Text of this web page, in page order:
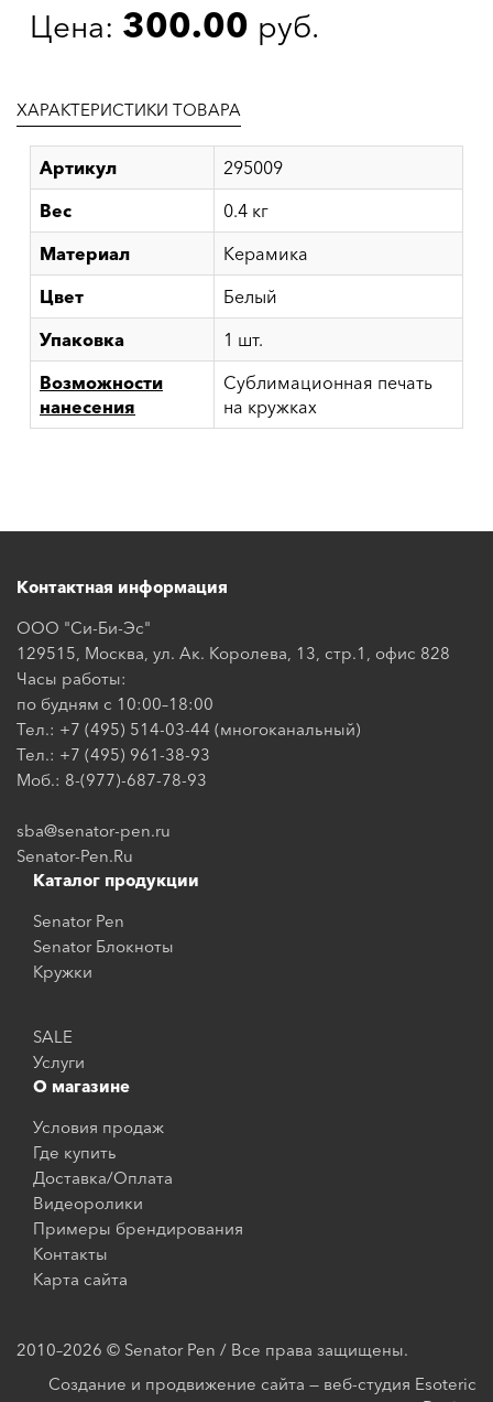
Цена: 300.00 руб.
ХАРАКТЕРИСТИКИ ТОВАРА
Артикул
295009
Вес
0.4 кг
Материал
Керамика
Цвет
Белый
Упаковка
1 шт.
Возможности
нанесения
Сублимационная печать
на кружках
Контактная информация
ООО "Си-Би-Эс"
129515, Москва, ул. Ак. Королева, 13, стр.1, офис 828
Часы работы:
по будням с 10:00–18:00
Тел.: +7 (495) 514-03-44 (многоканальный)
Тел.: +7 (495) 961-38-93
Моб.: 8-(977)-687-78-93
sba@senator-pen.ru
Senator-Pen.Ru
Каталог продукции
Senator Pen
Senator Блокноты
Кружки
SALE
Услуги
О магазине
Условия продаж
Где купить
Доставка/Оплата
Видеоролики
Примеры брендирования
Контакты
Карта сайта
2010–2026 © Senator Pen / Все права защищены.
Создание и продвижение сайта — веб-студия Esoteric